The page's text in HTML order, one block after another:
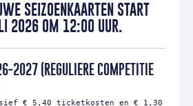
SEIZOENKAARTEN START
2026 OM 12:00 UUR.
2027 (REGULIERE COMPETITIE
€ 5,40 ticketkosten en € 1,30